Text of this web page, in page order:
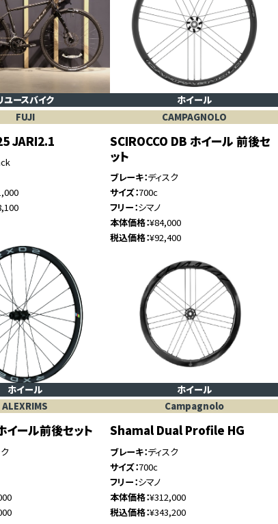
ユースバイク
FUJI
JARI2.1
ホイール
CAMPAGNOLO
SCIROCCO DB ホイール 前後セ
ット
ブレーキ ディスク
サイズ 700c
フリー シマノ
本体価格 ¥84,000
税込価格 ¥92,400
ホイール
ALEXRIMS
イール前後セット
ホイール
Campagnolo
Shamal Dual Profile HG
ブレーキ ディスク
サイズ 700c
フリー シマノ
本体価格 ¥312,000
税込価格 ¥343,200